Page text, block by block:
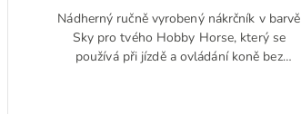
Nádherný ručně vyrobený nákrčník v barvě
Sky pro tvého Hobby Horse, který se
používá při jízdě a ovládání koně bez